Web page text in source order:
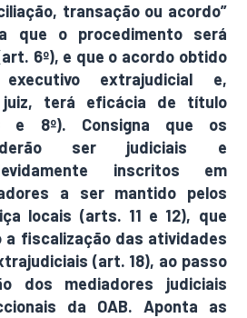
transação ou acordo”
que o procedimento será
6º), e que o acordo obtido
extrajudicial e,
juiz, terá eficácia de título
e 8º). Consigna que os
ser judiciais e
inscritos em
a ser mantido pelos
locais (arts. 11 e 12), que
a fiscalização das atividades
(art. 18), ao passo
dos mediadores judiciais
da OAB. Aponta as